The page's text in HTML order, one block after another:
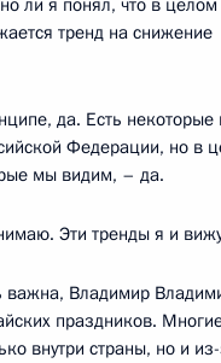
ли я понял, что в целом
тренд на снижение
да. Есть некоторые
Федерации, но в
мы видим, – да.
Эти тренды я и
важна, Владимир
праздников.
внутри страны, но и